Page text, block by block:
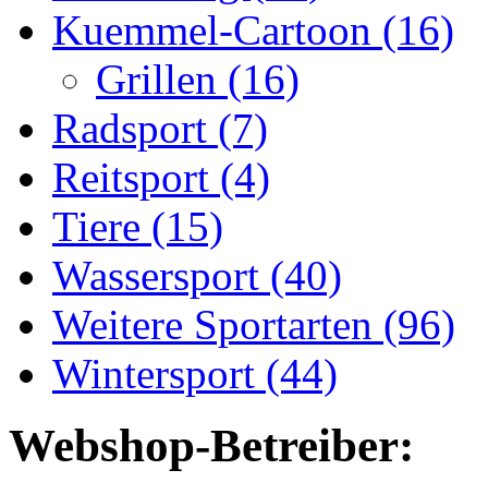
Kuemmel-Cartoon (16)
Grillen (16)
Radsport (7)
Reitsport (4)
Tiere (15)
Wassersport (40)
Weitere Sportarten (96)
Wintersport (44)
Webshop-Betreiber: